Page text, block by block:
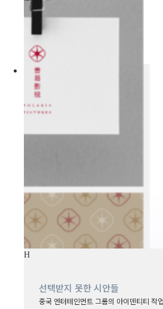
선택받지 못한 시안들
중국 엔터테인먼트 그룹의 아이덴티티 작